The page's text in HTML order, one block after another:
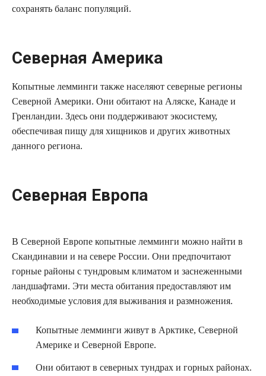
сохранять баланс популяций.
Северная Америка
Копытные лемминги также населяют северные регионы
Северной Америки. Они обитают на Аляске, Канаде и
Гренландии. Здесь они поддерживают экосистему,
обеспечивая пищу для хищников и других животных
данного региона.
Северная Европа
В Северной Европе копытные лемминги можно найти в
Скандинавии и на севере России. Они предпочитают
горные районы с тундровым климатом и заснеженными
ландшафтами. Эти места обитания предоставляют им
необходимые условия для выживания и размножения.
Копытные лемминги живут в Арктике, Северной
Америке и Северной Европе.
Они обитают в северных тундрах и горных районах.